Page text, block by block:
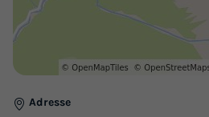
Adresse